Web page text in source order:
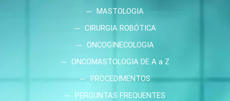
MASTOLOGIA
CIRURGIA ROBÓTICA
ONCOGINECOLOGIA
ONCOMASTOLOGIA DE A a Z
PROCEDIMENTOS
PERGUNTAS FREQUENTES